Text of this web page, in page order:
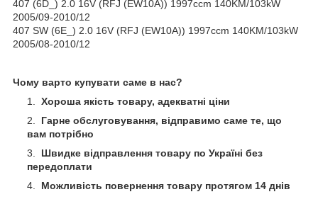
407 (6D_) 2.0 16V (RFJ (EW10A)) 1997ccm 140KM/103kW
2005/09-2010/12
407 SW (6E_) 2.0 16V (RFJ (EW10A)) 1997ccm 140KM/103kW
2005/08-2010/12
Чому варто купувати саме в нас?
Хороша якість товару, адекватні ціни
Гарне обслуговування, відправимо саме те, що
вам потрібно
Швидке відправлення товару по Україні без
передоплати
Можливість повернення товару протягом 14 днів